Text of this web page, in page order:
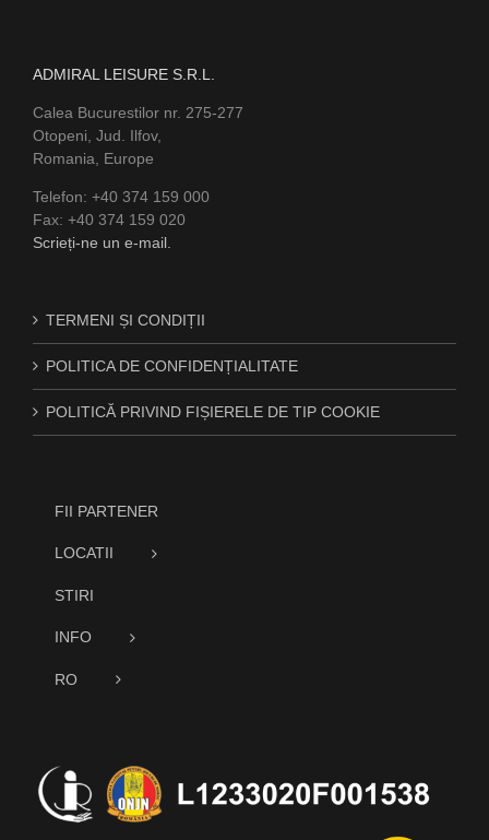
ADMIRAL LEISURE S.R.L.
Calea Bucurestilor nr. 275-277
Otopeni, Jud. Ilfov,
Romania, Europe
Telefon: +40 374 159 000
Fax: +40 374 159 020
Scrieți-ne un e-mail.
TERMENI ȘI CONDIȚII
POLITICA DE CONFIDENȚIALITATE
POLITICĂ PRIVIND FIȘIERELE DE TIP COOKIE
FII PARTENER
LOCATII
STIRI
INFO
RO